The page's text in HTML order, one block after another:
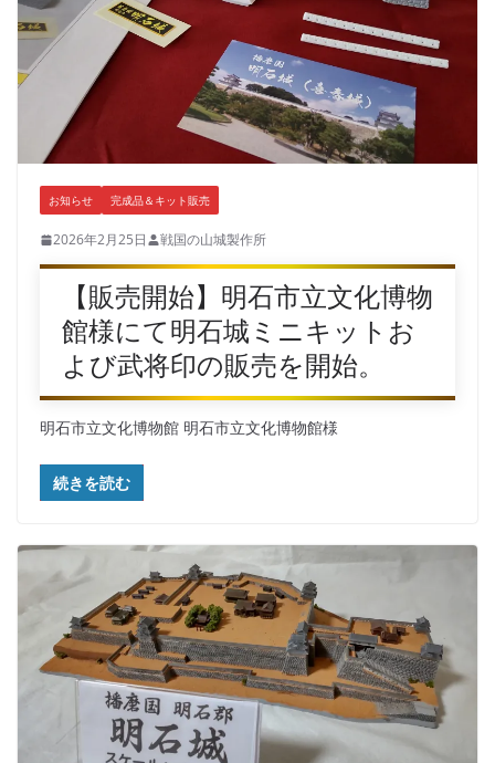
お知らせ 完成品＆キット販売
2026年2月25日 戦国の山城製作所
【販売開始】明石市立文化博物
館様にて明石城ミニキットお
よび武将印の販売を開始。
明石市立文化博物館 明石市立文化博物館様
続きを読む